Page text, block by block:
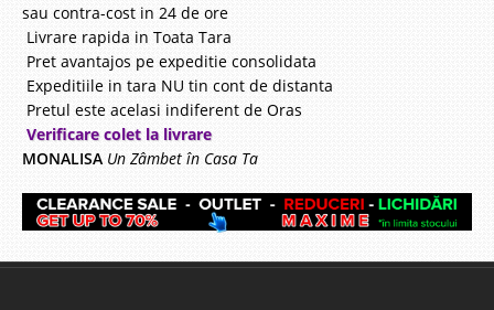
sau contra-cost in 24 de ore
Livrare rapida in Toata Tara
Pret avantajos pe expeditie consolidata
Expeditiile in tara NU tin cont de distanta
Pretul este acelasi indiferent de Oras
Verificare colet la livrare
MONALISA Un Zâmbet în Casa Ta